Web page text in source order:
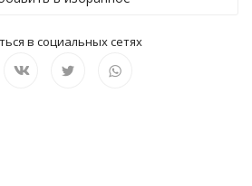
в социальных сетях